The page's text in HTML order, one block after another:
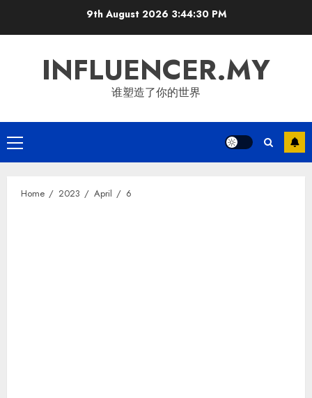
9th August 2026 3:44:31 PM
INFLUENCER.MY
谁塑造了你的世界
Primary
Menu
Home 2023 April 6